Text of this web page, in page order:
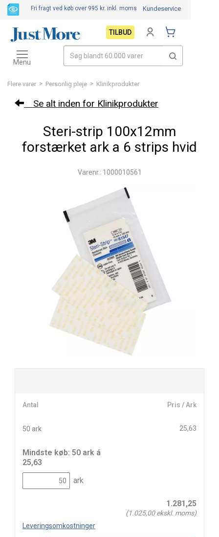
Flere varer > Personlig pleje > Klinikprodukter
Se alt inden for Klinikprodukter
Steri-strip 100x12mm
forstærket ark a 6 strips hvid
Varenr.: 1000010561
Antal Pris / Ark
50 ark 25,63
Mindste køb: 50 ark á
25,63
ark
1.281,25
(1.025,00ekskl. moms)
Leveringsomkostninger
Fri fragt ved køb over 995 kr. inkl. moms Kundeservice
TILBUD
Toggle
navigation
Menu